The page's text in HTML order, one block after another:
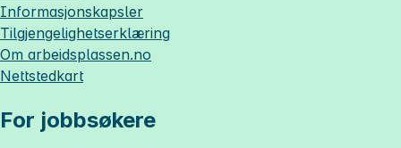
Informasjonskapsler
Tilgjengelighetserklæring
Om arbeidsplassen.no
Nettstedkart
For jobbsøkere